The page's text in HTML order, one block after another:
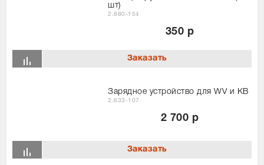
шт)
2.880-154
350 р
Зарядное устройство для WV и KB
2.633-107
2 700 р